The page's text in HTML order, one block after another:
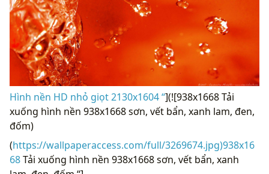
Hình nền HD nhỏ giọt 2130x1604 “](![938x1668 Tải
xuống hình nền 938x1668 sơn, vết bẩn, xanh lam, đen,
đốm)
(https://wallpaperaccess.com/full/3269674.jpg)938x16
68Tải xuống hình nền 938x1668 sơn, vết bẩn, xanh